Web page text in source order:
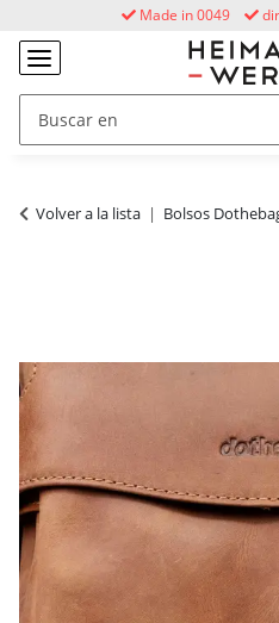
Made in 0049
Volver a la lista Bolsos